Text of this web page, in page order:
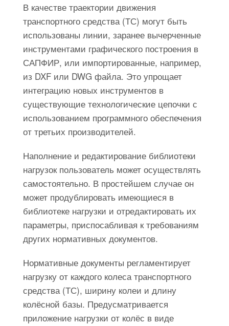
В качестве траектории движения
транспортного средства (ТС) могут быть
использованы линии, заранее вычерченные
инструментами графического построения в
САПФИР, или импортированные, например,
из DXF или DWG файла. Это упрощает
интеграцию новых инструментов в
существующие технологические цепочки с
использованием программного обеспечения
от третьих производителей.
Наполнение и редактирование библиотеки
нагрузок пользователь может осуществлять
самостоятельно. В простейшем случае он
может продублировать имеющиеся в
библиотеке нагрузки и отредактировать их
параметры, приспосабливая к требованиям
других нормативных документов.
Нормативные документы регламентирует
нагрузку от каждого колеса транспортного
средства (ТС), ширину колеи и длину
колёсной базы. Предусматривается
приложение нагрузки от колёс в виде